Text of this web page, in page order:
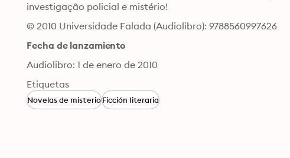
investigação policial e mistério!
© 2010 Universidade Falada (Audiolibro): 9788560997626
Fecha de lanzamiento
Audiolibro: 1 de enero de 2010
Etiquetas
Novelas de misterioFicción literaria